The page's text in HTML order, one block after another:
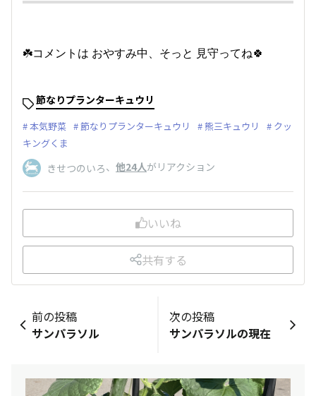
☘️コメントは おやすみ中、そっと 見守ってね🍀
節なりプランターキュウリ
本気野菜 節なりプランターキュウリ 熊三キュウリ
クッ
キングくま
きせつのいろ、 他24人がリアクション
いいね
共有する
前の投稿
サンパラソル
次の投稿
サンパラソルの現在